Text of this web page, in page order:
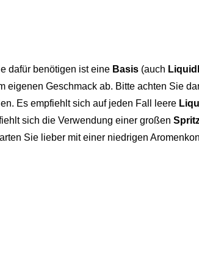
dafür benötigen ist eine Basis (auch
eigenen Geschmack ab. Bitte achten Sie
Es empfiehlt sich auf jeden Fall leere
sich die Verwendung einer großen
Sie lieber mit einer niedrigen